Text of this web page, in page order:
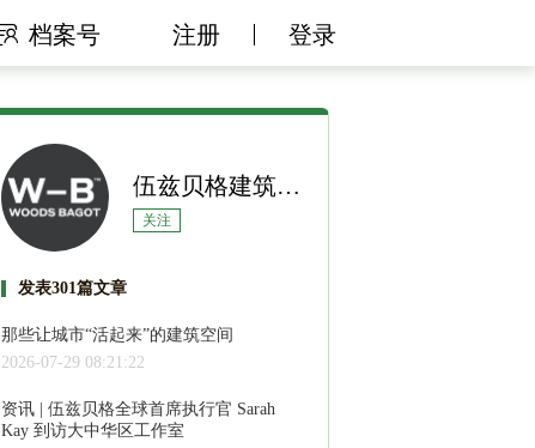
注册 登录
档案号
伍兹贝格建筑设计事务所
关注
发表301篇文章
那些让城市“活起来”的建筑空间
2026-07-29 08:21:22
资讯 | 伍兹贝格全球首席执行官 Sarah
Kay 到访大中华区工作室